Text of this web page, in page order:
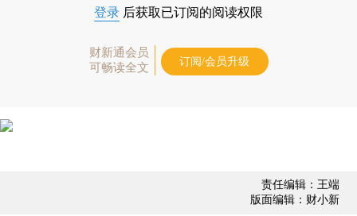
登录 后获取已订阅的阅读权限
财新通会员
可畅读全文
订阅/会员升级
责任编辑：王端
版面编辑：财小新